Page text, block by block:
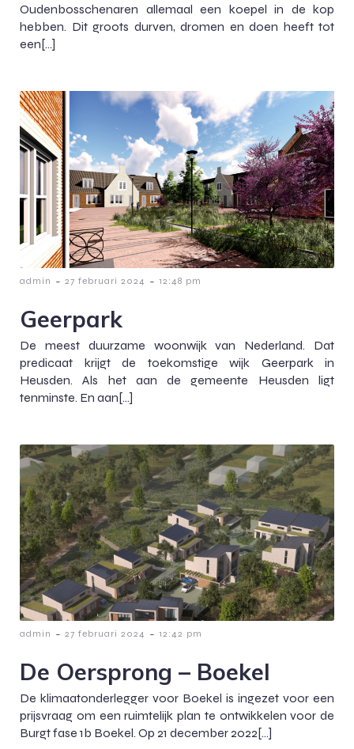
Oudenbosschenaren allemaal een koepel in de kop
hebben. Dit groots durven, dromen en doen heeft tot
een[…]
admin - 27 februari 2024 - 12:48 pm
Geerpark
De meest duurzame woonwijk van Nederland. Dat
predicaat krijgt de toekomstige wijk Geerpark in
Heusden. Als het aan de gemeente Heusden ligt
tenminste. En aan[…]
admin - 27 februari 2024 - 12:42 pm
De Oersprong – Boekel
De klimaatonderlegger voor Boekel is ingezet voor een
prijsvraag om een ruimtelijk plan te ontwikkelen voor de
Burgt fase 1b Boekel. Op 21 december 2022[…]